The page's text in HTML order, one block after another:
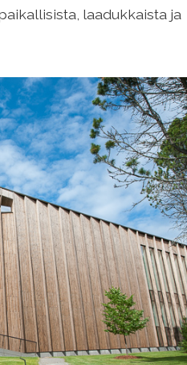
laadukkaista ja